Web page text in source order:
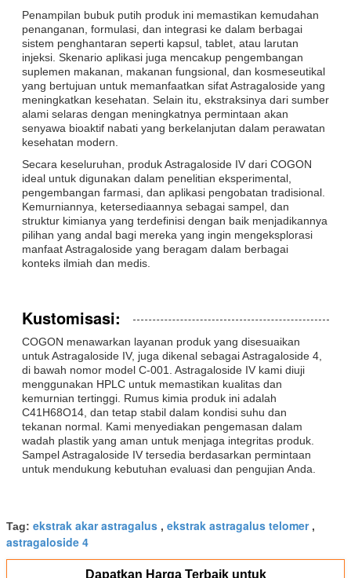
Penampilan bubuk putih produk ini memastikan kemudahan
penanganan, formulasi, dan integrasi ke dalam berbagai
sistem penghantaran seperti kapsul, tablet, atau larutan
injeksi. Skenario aplikasi juga mencakup pengembangan
suplemen makanan, makanan fungsional, dan kosmeseutikal
yang bertujuan untuk memanfaatkan sifat Astragaloside yang
meningkatkan kesehatan. Selain itu, ekstraksinya dari sumber
alami selaras dengan meningkatnya permintaan akan
senyawa bioaktif nabati yang berkelanjutan dalam perawatan
kesehatan modern.
Secara keseluruhan, produk Astragaloside IV dari COGON
ideal untuk digunakan dalam penelitian eksperimental,
pengembangan farmasi, dan aplikasi pengobatan tradisional.
Kemurniannya, ketersediaannya sebagai sampel, dan
struktur kimianya yang terdefinisi dengan baik menjadikannya
pilihan yang andal bagi mereka yang ingin mengeksplorasi
manfaat Astragaloside yang beragam dalam berbagai
konteks ilmiah dan medis.
Kustomisasi:
COGON menawarkan layanan produk yang disesuaikan
untuk Astragaloside IV, juga dikenal sebagai Astragaloside 4,
di bawah nomor model C-001. Astragaloside IV kami diuji
menggunakan HPLC untuk memastikan kualitas dan
kemurnian tertinggi. Rumus kimia produk ini adalah
C41H68O14, dan tetap stabil dalam kondisi suhu dan
tekanan normal. Kami menyediakan pengemasan dalam
wadah plastik yang aman untuk menjaga integritas produk.
Sampel Astragaloside IV tersedia berdasarkan permintaan
untuk mendukung kebutuhan evaluasi dan pengujian Anda.
Tag: ekstrak akar astragalus , ekstrak astragalus telomer,
astragaloside 4
Dapatkan Harga Terbaik untuk